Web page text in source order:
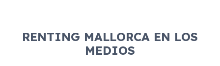
RENTING MALLORCA EN LOS
MEDIOS